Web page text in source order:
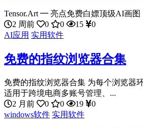
Tensor.Art ━ 亮点免费白嫖顶级AI画图
2 周前
0 0 15
0
AI应用 实用软件
免费的指纹浏览器合集
免费的指纹浏览器合集 为每个浏览器
适用于跨境电商多账号管理、...
2 月前
0 0 19
0
windows软件 实用软件